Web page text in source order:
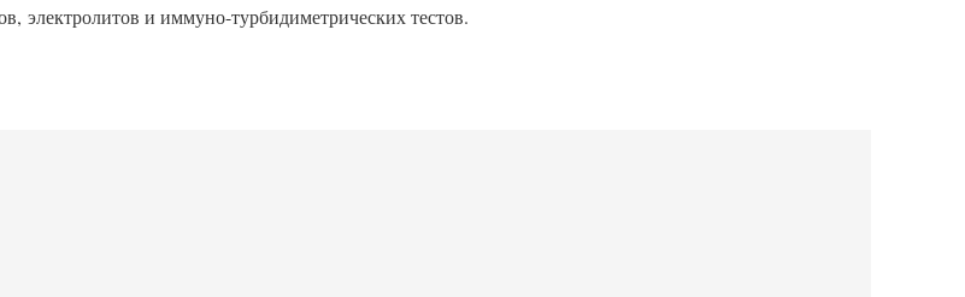
электролитов и иммуно-турбидиметрических тестов.